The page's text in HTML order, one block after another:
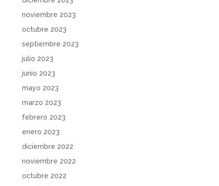
noviembre 2023
octubre 2023
septiembre 2023
julio 2023
junio 2023
mayo 2023
marzo 2023
febrero 2023
enero 2023
diciembre 2022
noviembre 2022
octubre 2022